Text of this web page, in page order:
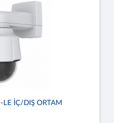
İÇ/DIŞ ORTAM